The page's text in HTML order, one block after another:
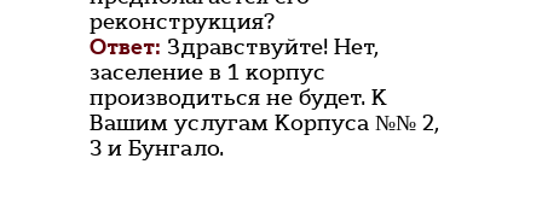
реконструкция?
Ответ: Здравствуйте! Нет,
заселение в 1 корпус
производиться не будет. К
Вашим услугам Корпуса №№ 2,
3 и Бунгало.